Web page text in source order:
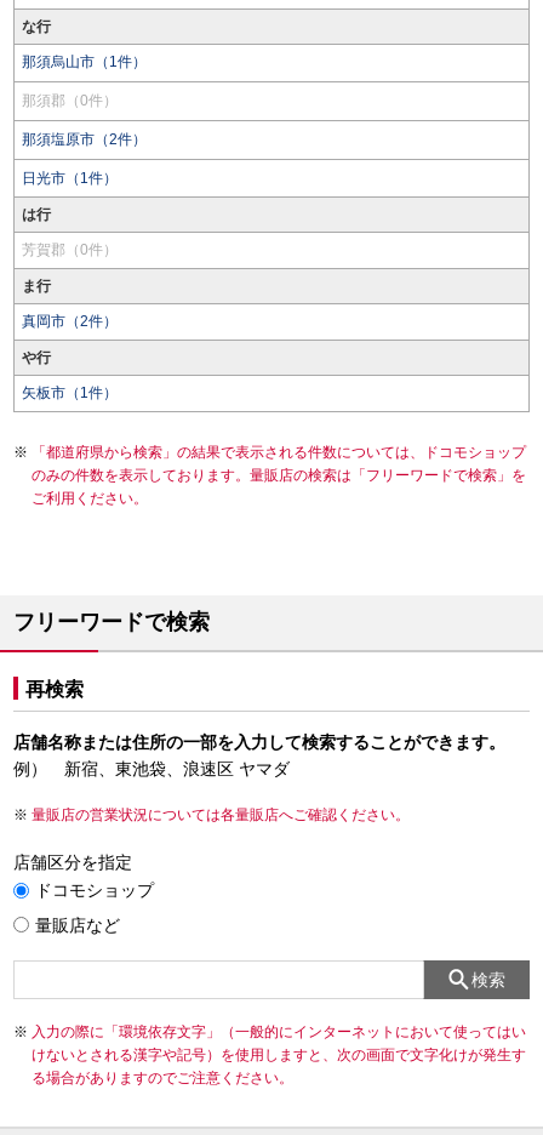
な行
那須烏山市（1件）
那須郡（0件）
那須塩原市（2件）
日光市（1件）
は行
芳賀郡（0件）
ま行
真岡市（2件）
や行
矢板市（1件）
「都道府県から検索」の結果で表示される件数については、ドコモショップ
のみの件数を表示しております。量販店の検索は「フリーワードで検索」を
ご利用ください。
フリーワードで検索
再検索
店舗名称または住所の一部を入力して検索することができます。
例） 新宿、東池袋、浪速区 ヤマダ
量販店の営業状況については各量販店へご確認ください。
店舗区分を指定
ドコモショップ
量販店など
検索
入力の際に「環境依存文字」（一般的にインターネットにおいて使ってはい
けないとされる漢字や記号）を使用しますと、次の画面で文字化けが発生す
る場合がありますのでご注意ください。